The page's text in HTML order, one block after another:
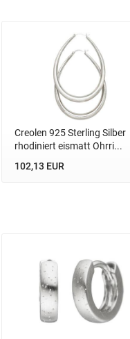
Creolen 925 Sterling Silber
rhodiniert eismatt Ohrri...
102,13 EUR